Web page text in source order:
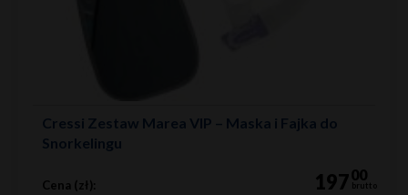
Cressi Zestaw Marea VIP – Maska i Fajka do
Snorkelingu
Cena (zł): 19700
brutto